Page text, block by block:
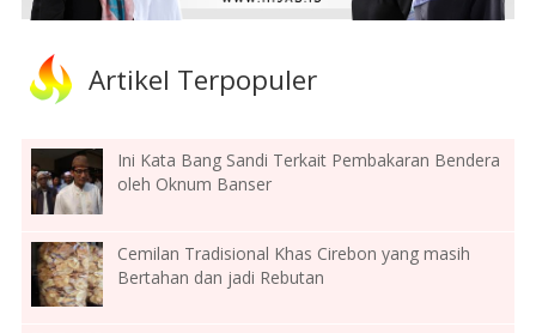
Artikel Terpopuler
Ini Kata Bang Sandi Terkait Pembakaran Bendera
oleh Oknum Banser
Cemilan Tradisional Khas Cirebon yang masih
Bertahan dan jadi Rebutan